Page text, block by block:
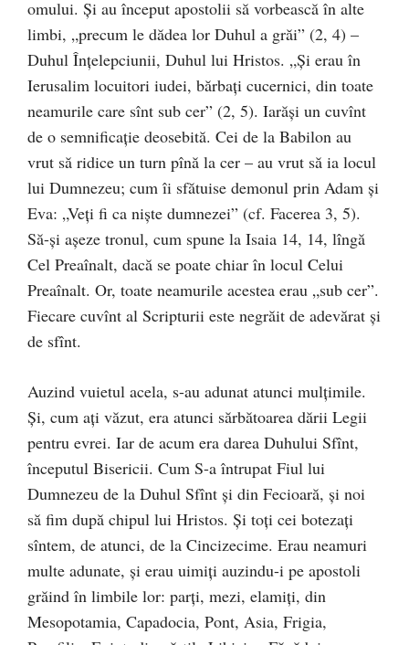
omului. Şi au început apostolii să vorbească în alte
limbi, „precum le dădea lor Duhul a grăi” (2, 4) –
Duhul Înţelepciunii, Duhul lui Hristos. „Şi erau în
Ierusalim locuitori iudei, bărbaţi cucernici, din toate
neamurile care sînt sub cer” (2, 5). Iarăşi un cuvînt
de o semnificaţie deosebită. Cei de la Babilon au
vrut să ridice un turn pînă la cer – au vrut să ia locul
lui Dumnezeu; cum îi sfătuise demonul prin Adam şi
Eva: „Veţi fi ca nişte dumnezei” (cf. Facerea 3, 5).
Să-şi aşeze tronul, cum spune la Isaia 14, 14, lîngă
Cel Preaînalt, dacă se poate chiar în locul Celui
Preaînalt. Or, toate neamurile acestea erau „sub cer”.
Fiecare cuvînt al Scripturii este negrăit de adevărat şi
de sfînt.
Auzind vuietul acela, s-au adunat atunci mulţimile.
Şi, cum aţi văzut, era atunci sărbătoarea dării Legii
pentru evrei. Iar de acum era darea Duhului Sfînt,
începutul Bisericii. Cum S-a întrupat Fiul lui
Dumnezeu de la Duhul Sfînt şi din Fecioară, şi noi
să fim după chipul lui Hristos. Şi toţi cei botezaţi
sîntem, de atunci, de la Cincizecime. Erau neamuri
multe adunate, şi erau uimiţi auzindu-i pe apostoli
grăind în limbile lor: parţi, mezi, elamiţi, din
Mesopotamia, Capadocia, Pont, Asia, Frigia,